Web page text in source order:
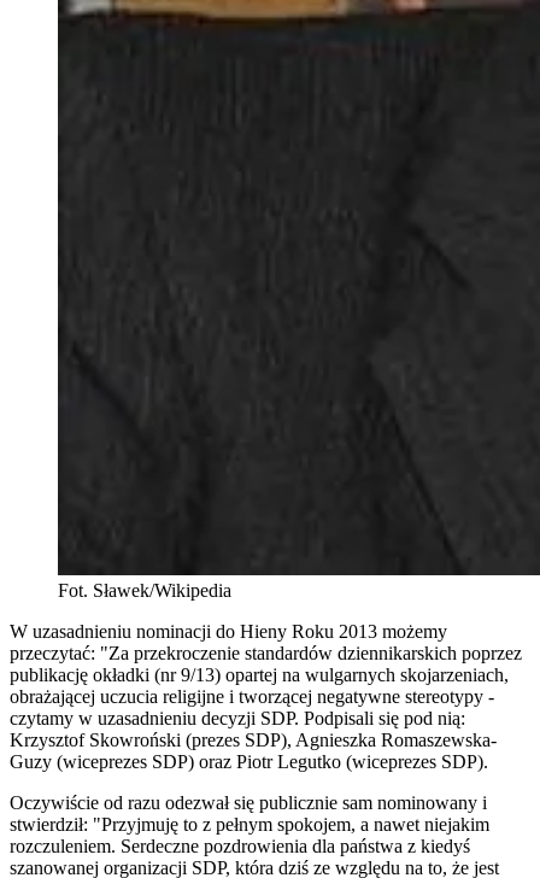
Fot. Sławek/Wikipedia
W uzasadnieniu nominacji do Hieny Roku 2013 możemy
przeczytać: "Za przekroczenie standardów dziennikarskich poprzez
publikację okładki (nr 9/13) opartej na wulgarnych skojarzeniach,
obrażającej uczucia religijne i tworzącej negatywne stereotypy -
czytamy w uzasadnieniu decyzji SDP. Podpisali się pod nią:
Krzysztof Skowroński (prezes SDP), Agnieszka Romaszewska-
Guzy (wiceprezes SDP) oraz Piotr Legutko (wiceprezes SDP).
Oczywiście od razu odezwał się publicznie sam nominowany i
stwierdził: "Przyjmuję to z pełnym spokojem, a nawet niejakim
rozczuleniem. Serdeczne pozdrowienia dla państwa z kiedyś
szanowanej organizacji SDP, która dziś ze względu na to, że jest